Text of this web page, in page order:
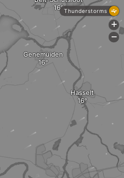
Genemuiden
Hasselt
Thunderstorms
+
-